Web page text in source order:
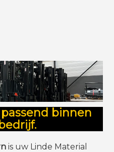
binnen
is uw Linde Material